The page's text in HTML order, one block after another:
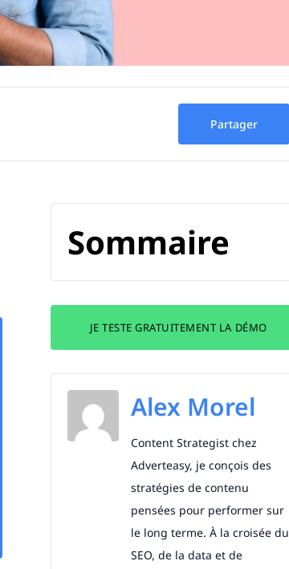
Partager
Sommaire
JE TESTE GRATUITEMENT LA DÉMO
Alex Morel
Content Strategist chez
Adverteasy, je conçois des
stratégies de contenu
pensées pour performer sur
le long terme. À la croisée du
SEO, de la data et de